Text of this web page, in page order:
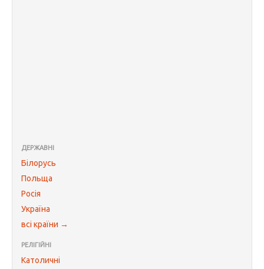
ДЕРЖАВНІ
Білорусь
Польща
Росія
Україна
всі країни →
РЕЛІГІЙНІ
Католичні